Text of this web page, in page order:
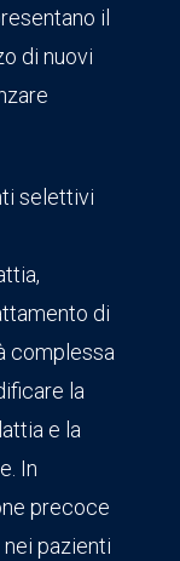
il
di nuovi
selettivi
di
complessa
la
e la
In
precoce
pazienti